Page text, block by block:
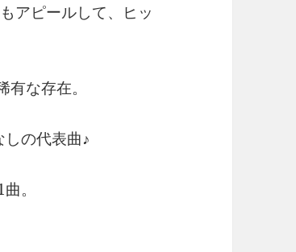
アピールして、ヒッ
な存在。
の代表曲♪
。